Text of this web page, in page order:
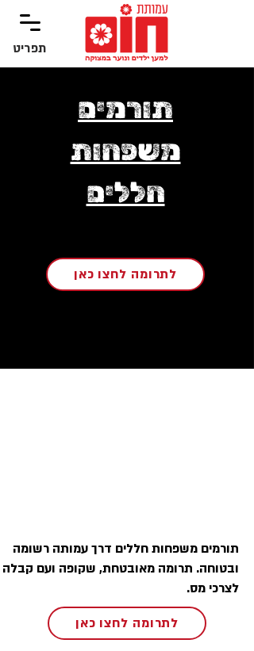
תפריט
תורמים
משפחות
חללים
לתרומה לחצו כאן
תורמים משפחות חללים דרך עמותה רשומה
ובטוחה. תרומה מאובטחת, שקופה ועם קבלה
לצרכי מס.
לתרומה לחצו כאן